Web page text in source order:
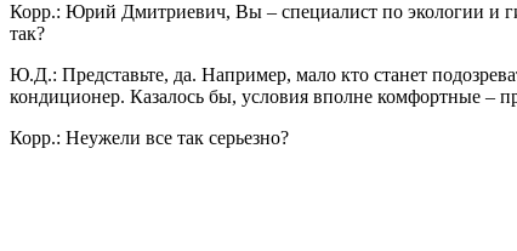
Корр.: Юрий Дмитриевич, Вы – специалист по экологии и
так?
Ю.Д.: Представьте, да. Например, мало кто станет
кондиционер. Казалось бы, условия вполне комфортные –
Корр.: Неужели все так серьезно?